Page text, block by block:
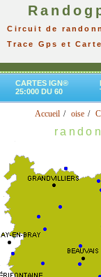
Circuit de
Trace Gps et
CARTES IGN®
25:000 DU 60
Accueil oise